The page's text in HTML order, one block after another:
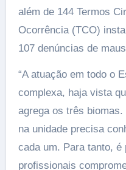
além de 144 Termos
Ocorrência (TCO)
107 denúncias de
“A atuação em todo o
complexa, haja vista
agrega os três
na unidade precisa
cada um. Para tanto,
profissionais